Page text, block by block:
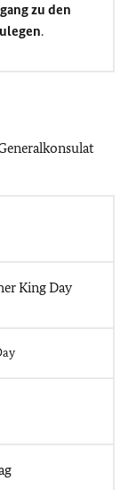
zu den
.
King Day